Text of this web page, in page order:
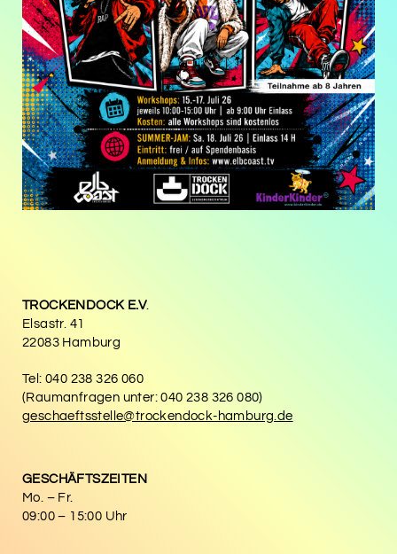
TROCKENDOCK E.V.
Elsastr. 41
22083 Hamburg
Tel: 040 238 326 060
(Raumanfragen unter: 040 238 326 080)
geschaeftsstelle@trockendock-hamburg.de
GESCHÄFTSZEITEN
Mo. – Fr.
09:00 – 15:00 Uhr